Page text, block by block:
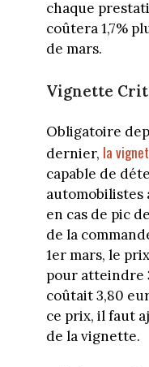
chaque
coûtera 1,7%
de mars.
Vignette
Obligatoire
dernier, la
capable de
automobilistes
en cas de pic
de la
1er mars, le
pour atteindre
coûtait 3,80
ce prix, il faut
de la vignette.